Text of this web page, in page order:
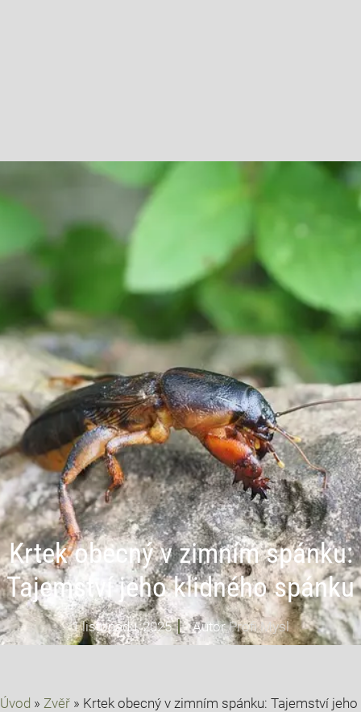
Krtek obecný v zimním spánku:
Tajemství jeho klidného spánku
1 listopadu, 2025 AutorProfi Mysl
Úvod » Zvěř » Krtek obecný v zimním spánku: Tajemství jeho